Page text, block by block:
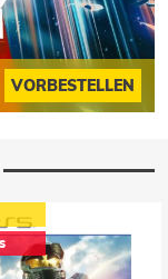
VORBESTELLEN